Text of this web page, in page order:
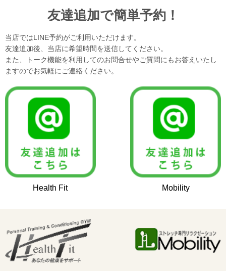
友達追加で簡単予約！
当店ではLINE予約がご利用いただけます。
友達追加後、当店に希望時間を送信してください。
また、トーク機能を利用してのお問合せやご質問にもお答えいたし
ますのでお気軽にご連絡ください。
Health Fit Mobility